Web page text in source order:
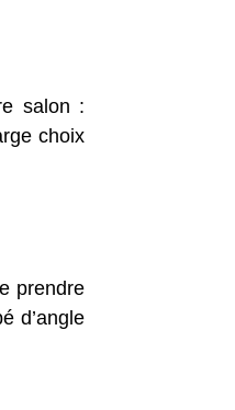
salon :
choix
prendre
d’angle